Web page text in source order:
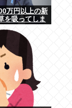
万円以上の新
を吸ってしま